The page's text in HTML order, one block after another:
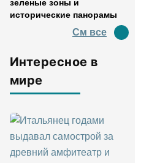
зеленые зоны и
исторические панорамы
См все
Интересное в
мире